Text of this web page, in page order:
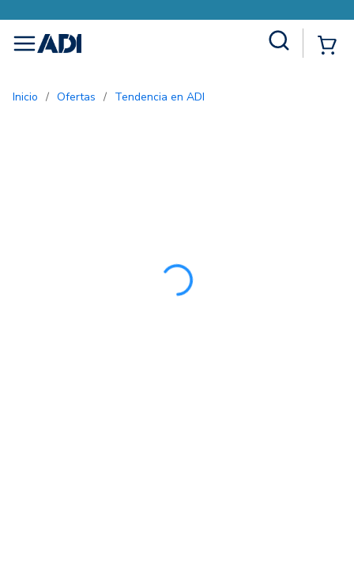
menu
Inicio / Ofertas / Tendencia en ADI